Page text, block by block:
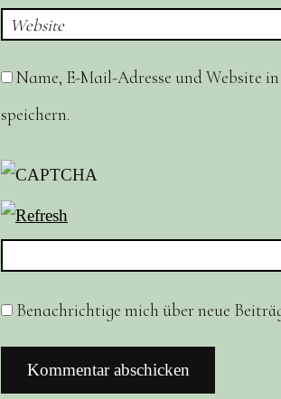
Website
Name, E-Mail-Adresse und Website
speichern.
Benachrichtige mich über neue